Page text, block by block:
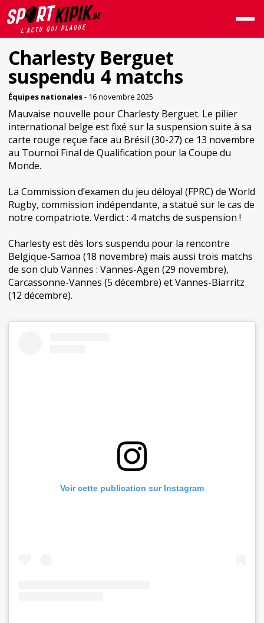
Charlesty Berguet
suspendu 4 matchs
Équipes nationales- 16 novembre 2025
Mauvaise nouvelle pour Charlesty Berguet. Le pilier
international belge est fixé sur la suspension suite à sa
carte rouge reçue face au Brésil (30-27) ce 13 novembre
au Tournoi Final de Qualification pour la Coupe du
Monde.
La Commission d’examen du jeu déloyal (FPRC) de World
Rugby, commission indépendante, a statué sur le cas de
notre compatriote. Verdict : 4 matchs de suspension !
Charlesty est dès lors suspendu pour la rencontre
Belgique-Samoa (18 novembre) mais aussi trois matchs
de son club Vannes : Vannes-Agen (29 novembre),
Carcassonne-Vannes (5 décembre) et Vannes-Biarritz
(12 décembre).
Voir cette publication sur Instagram